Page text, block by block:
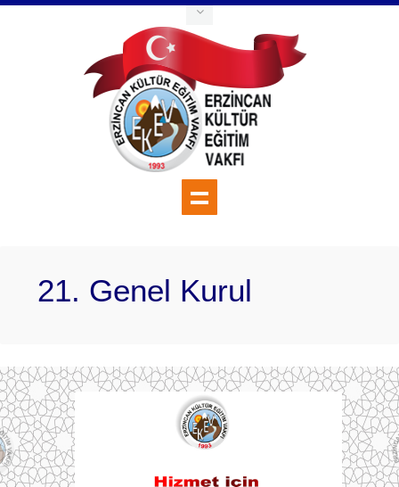
21. Genel Kurul